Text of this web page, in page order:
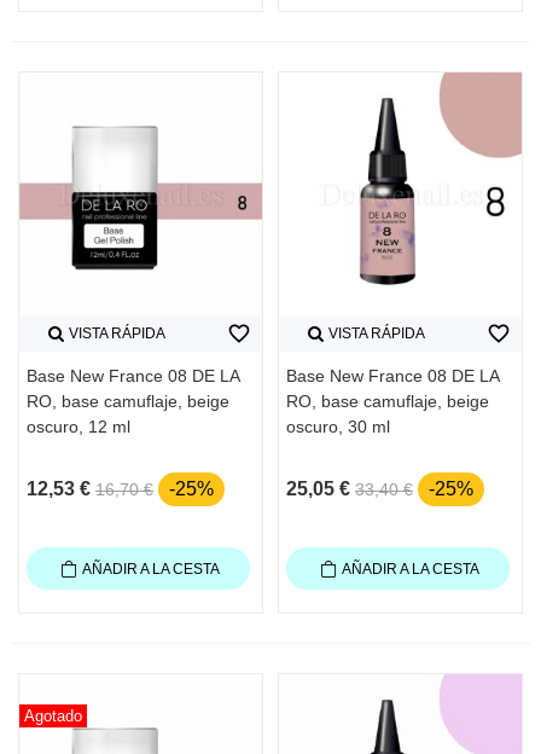
VISTA RÁPIDA
Base New France 08 DE LA
RO, base camuflaje, beige
oscuro, 12 ml
12,53 € 16,70 € -25%
favorite_border
AÑADIR A LA CESTA
VISTA RÁPIDA
Base New France 08 DE LA
RO, base camuflaje, beige
oscuro, 30 ml
25,05 € 33,40 € -25%
favorite_border
AÑADIR A LA CESTA
Agotado